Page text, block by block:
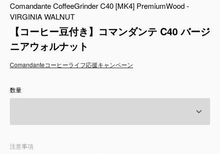
リキッド
特集
Comandante CoffeeGrinder C40 [MK4] PremiumWood -
VIRGINIA WALNUT
【コーヒー豆付き】コマンダンテ C40 バージ
ニアウォルナット
Comandanteコーヒーライフ応援キャンペーン
数量
注意事項